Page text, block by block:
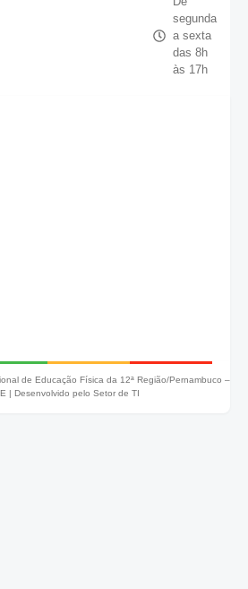
segunda
a sexta
das 8h
às 17h
de Educação Física da 12ª Região/Pernambuco –
|
Desenvolvido pelo Setor de TI